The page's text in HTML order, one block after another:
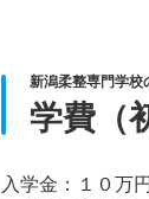
新潟柔整専門学校
学費（
入学金：１０万